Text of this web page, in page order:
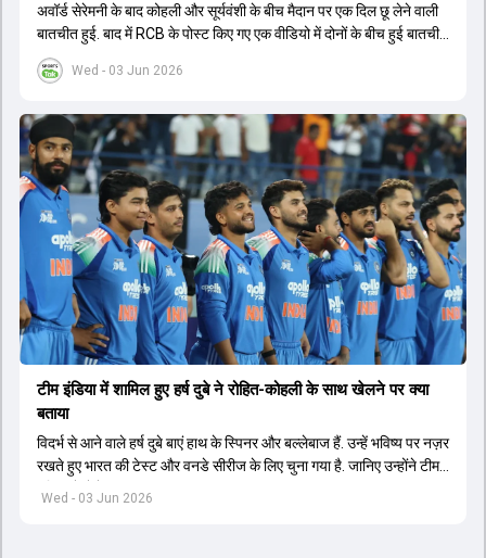
Wed - 03 Jun 2026
अवॉर्ड सेरेमनी के बाद कोहली और सूर्यवंशी के बीच मैदान पर एक दिल छू लेने वाली
बातचीत हुई. बाद में RCB के पोस्ट किए गए एक वीडियो में दोनों के बीच हुई बातचीत
का खुलासा हुआ.
Wed - 03 Jun 2026
टीम इंडिया में शामिल हुए हर्ष दुबे ने रोहित-कोहली के साथ खेलने पर क्या
बताया
विदर्भ से आने वाले हर्ष दुबे बाएं हाथ के स्पिनर और बल्लेबाज हैं. उन्हें भविष्य पर नज़र
रखते हुए भारत की टेस्ट और वनडे सीरीज के लिए चुना गया है. जानिए उन्होंने टीम
इंडिया में सेलेक्शन पर क्या कहा.